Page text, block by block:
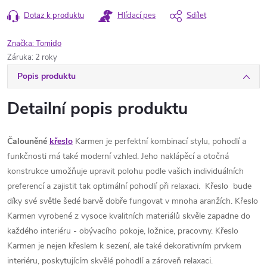
Dotaz k produktu Hlídací pes Sdílet
Značka:Tomido
Záruka: 2 roky
Popis produktu
Detailní popis produktu
Čalouněné křeslo Karmen je perfektní kombinací stylu, pohodlí a
funkčnosti má také moderní vzhled. Jeho naklápěcí a otočná
konstrukce umožňuje upravit polohu podle vašich individuálních
preferencí a zajistit tak optimální pohodlí při relaxaci. Křeslo bude
díky své světle šedé barvě dobře fungovat v mnoha aranžích. Křeslo
Karmen vyrobené z vysoce kvalitních materiálů skvěle zapadne do
každého interiéru - obývacího pokoje, ložnice, pracovny. Křeslo
Karmen je nejen křeslem k sezení, ale také dekorativním prvkem
interiéru, poskytujícím skvělé pohodlí a zároveň relaxaci.